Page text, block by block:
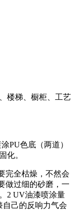
楼梯、橱柜、工艺
PU色底（两道）
化。
完全枯燥，不然会
做过细的砂磨，一
2 UV油漆喷涂量
己的反响力气会